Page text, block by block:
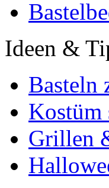
Ideen &
Basteln
Kostüm
Grillen